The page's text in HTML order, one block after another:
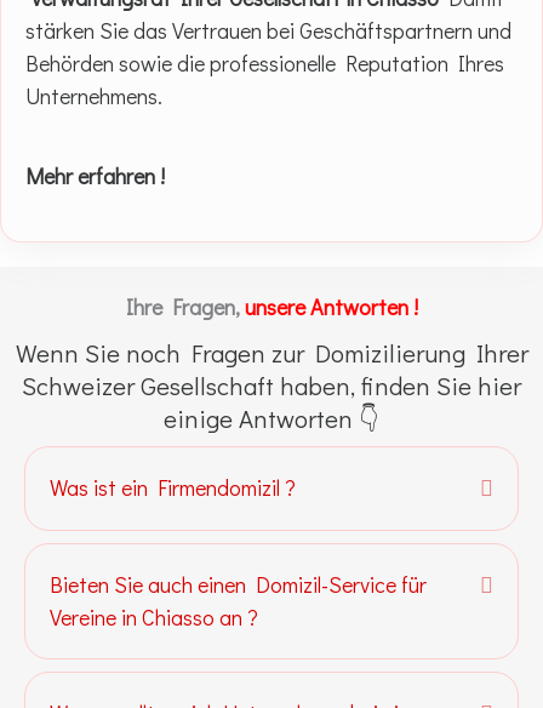
stärken Sie das Vertrauen bei Geschäftspartnern und
Behörden sowie die professionelle Reputation Ihres
Unternehmens.
Mehr erfahren !
Ihre Fragen,unsere Antworten !
Wenn Sie noch Fragen zur Domizilierung Ihrer
Schweizer Gesellschaft haben, finden Sie hier
einige Antworten 👇
Was ist ein Firmendomizil ?
Bieten Sie auch einen Domizil-Service für
Vereine in Chiasso an ?